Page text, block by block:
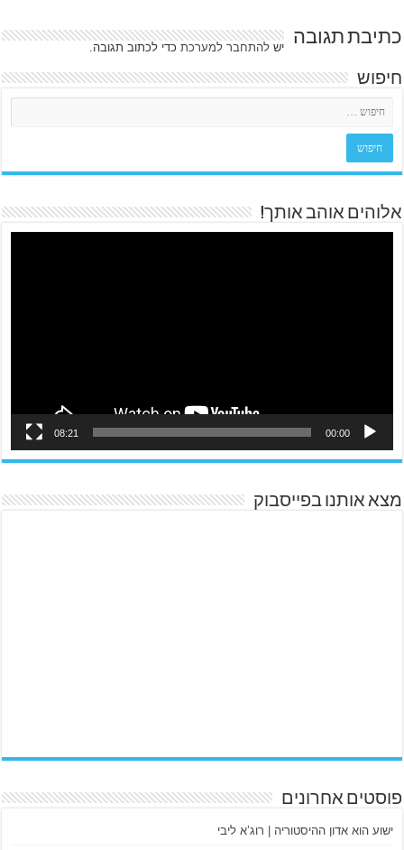
כתיבת תגובה ישלהתחבר למערכת כדי לכתוב תגובה.
חיפוש
אלוהים אוהב אותך!
00:00
08:21
מצא אותנו בפייסבוק
פוסטים אחרונים
ישוע הוא אדון ההיסטוריה | רוג’א ליבי